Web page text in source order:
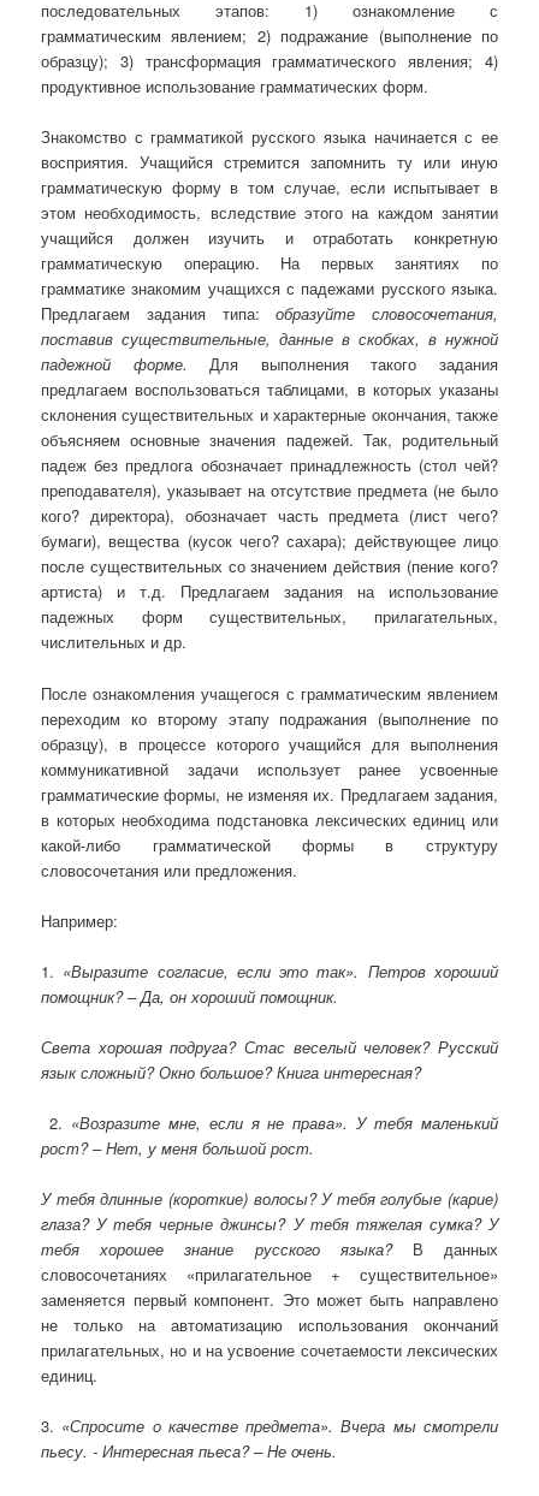
последовательных этапов: 1) ознакомление с
грамматическим явлением; 2) подражание (выполнение по
образцу); 3) трансформация грамматического явления; 4)
продуктивное использование грамматических форм.
Знакомство с грамматикой русского языка начинается с ее
восприятия. Учащийся стремится запомнить ту или иную
грамматическую форму в том случае, если испытывает в
этом необходимость, вследствие этого на каждом занятии
учащийся должен изучить и отработать конкретную
грамматическую операцию. На первых занятиях по
грамматике знакомим учащихся с падежами русского языка.
Предлагаем задания типа:образуйте словосочетания,
поставив существительные, данные в скобках, в нужной
падежной форме.Для выполнения такого задания
предлагаем воспользоваться таблицами, в которых указаны
склонения существительных и характерные окончания, также
объясняем основные значения падежей. Так, родительный
падеж без предлога обозначает принадлежность (стол чей?
преподавателя), указывает на отсутствие предмета (не было
кого? директора), обозначает часть предмета (лист чего?
бумаги), вещества (кусок чего? сахара); действующее лицо
после существительных со значением действия (пение кого?
артиста) и т.д. Предлагаем задания на использование
падежных форм существительных, прилагательных,
числительных и др.
После ознакомления учащегося с грамматическим явлением
переходим ко второму этапу подражания (выполнение по
образцу), в процессе которого учащийся для выполнения
коммуникативной задачи использует ранее усвоенные
грамматические формы, не изменяя их. Предлагаем задания,
в которых необходима подстановка лексических единиц или
какой-либо грамматической формы в структуру
словосочетания или предложения.
Например:
1. «Выразите согласие, если это так». Петров хороший
помощник? – Да, он хороший помощник.
Света хорошая подруга? Стас веселый человек? Русский
язык сложный? Окно большое? Книга интересная?
2. «Возразите мне, если я не права». У тебя маленький
рост? – Нет, у меня большой рост.
У тебя длинные (короткие) волосы? У тебя голубые (карие)
глаза? У тебя черные джинсы? У тебя тяжелая сумка? У
тебя хорошее знание русского языка?В данных
словосочетаниях «прилагательное + существительное»
заменяется первый компонент. Это может быть направлено
не только на автоматизацию использования окончаний
прилагательных, но и на усвоение сочетаемости лексических
единиц.
3. «Спросите о качестве предмета». Вчера мы смотрели
пьесу. - Интересная пьеса? – Не очень.